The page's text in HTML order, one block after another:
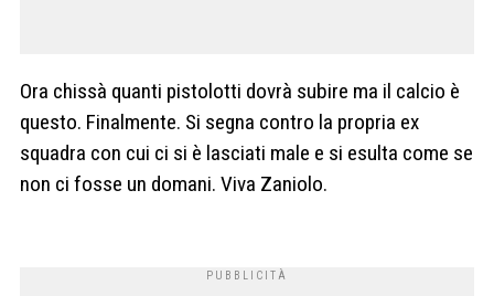
Ora chissà quanti pistolotti dovrà subire ma il calcio è
questo. Finalmente. Si segna contro la propria ex
squadra con cui ci si è lasciati male e si esulta come se
non ci fosse un domani. Viva Zaniolo.